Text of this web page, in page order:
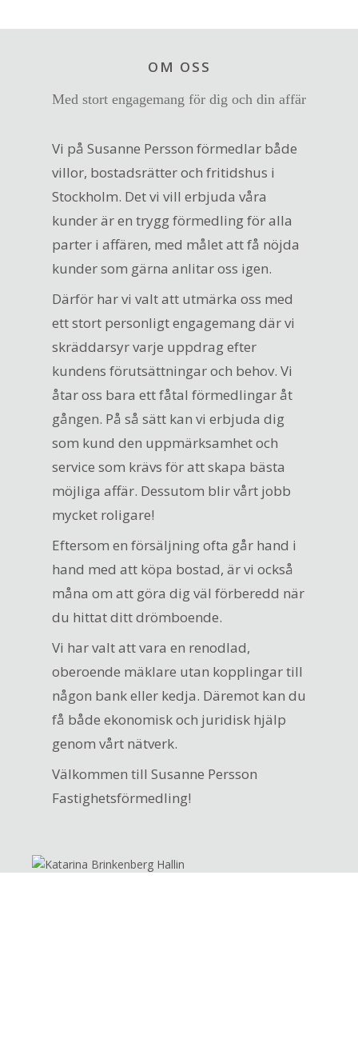
OM OSS
Med stort engagemang för dig och din affär
Vi på Susanne Persson förmedlar både
villor, bostadsrätter och fritidshus i
Stockholm. Det vi vill erbjuda våra
kunder är en trygg förmedling för alla
parter i affären, med målet att få nöjda
kunder som gärna anlitar oss igen.
Därför har vi valt att utmärka oss med
ett stort personligt engagemang där vi
skräddarsyr varje uppdrag efter
kundens förutsättningar och behov. Vi
åtar oss bara ett fåtal förmedlingar åt
gången. På så sätt kan vi erbjuda dig
som kund den uppmärksamhet och
service som krävs för att skapa bästa
möjliga affär. Dessutom blir vårt jobb
mycket roligare!
Eftersom en försäljning ofta går hand i
hand med att köpa bostad, är vi också
måna om att göra dig väl förberedd när
du hittat ditt drömboende.
Vi har valt att vara en renodlad,
oberoende mäklare utan kopplingar till
någon bank eller kedja. Däremot kan du
få både ekonomisk och juridisk hjälp
genom vårt nätverk.
Välkommen till Susanne Persson
Fastighetsförmedling!